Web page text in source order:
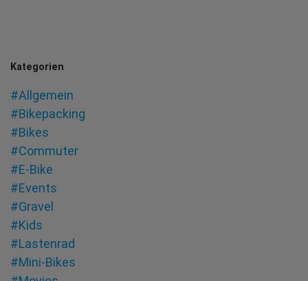
Kategorien
#Allgemein
#Bikepacking
#Bikes
#Commuter
#E-Bike
#Events
#Gravel
#Kids
#Lastenrad
#Mini-Bikes